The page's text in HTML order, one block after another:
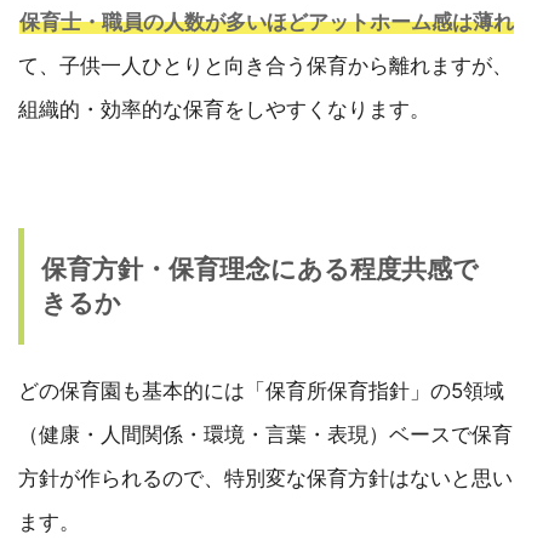
保育士・職員の人数が多いほどアットホーム感は薄れ
て、子供一人ひとりと向き合う保育から離れますが、
組織的・効率的な保育をしやすくなります。
保育方針・保育理念にある程度共感で
きるか
どの保育園も基本的には「保育所保育指針」の5領域
（健康・人間関係・環境・言葉・表現）ベースで保育
方針が作られるので、特別変な保育方針はないと思い
ます。